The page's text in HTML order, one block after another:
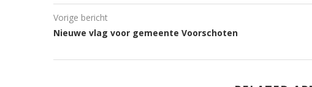
Vorige bericht
Nieuwe vlag voor gemeente Voorschoten